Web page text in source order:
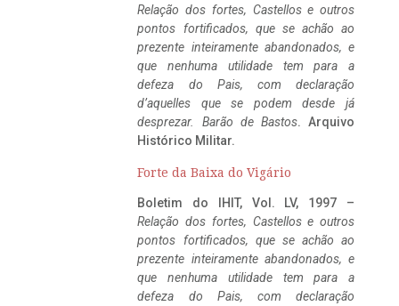
Relação dos fortes, Castellos e outros
pontos fortificados, que se achão ao
prezente inteiramente abandonados, e
que nenhuma utilidade tem para a
defeza do Pais, com declaração
d’aquelles que se podem desde já
desprezar. Barão de Bastos. Arquivo
Histórico Militar.
Forte da Baixa do Vigário
Boletim do IHIT, Vol. LV, 1997 –
Relação dos fortes, Castellos e outros
pontos fortificados, que se achão ao
prezente inteiramente abandonados, e
que nenhuma utilidade tem para a
defeza do Pais, com declaração